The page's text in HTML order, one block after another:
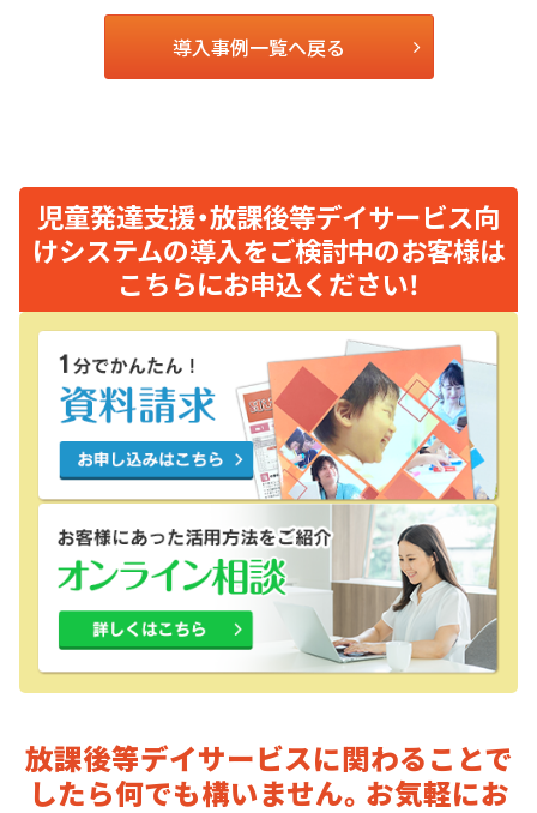
導入事例一覧へ戻る
児童発達支援・放課後等デイサービス向
けシステムの導入をご検討中のお客様は
こちらにお申込ください！
放課後等デイサービスに関わることで
したら何でも構いません。お気軽にお